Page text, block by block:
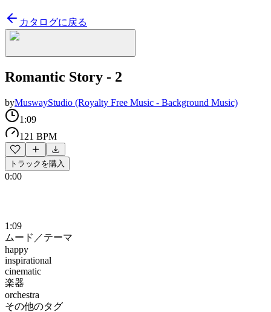
カタログに戻る
Romantic Story - 2
byMuswayStudio (Royalty Free Music - Background Music)
1:09
121 BPM
トラックを購入
0:00
1:09
ムード／テーマ
happy
inspirational
cinematic
楽器
orchestra
その他のタグ